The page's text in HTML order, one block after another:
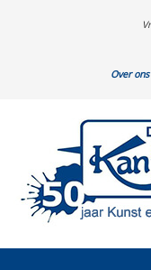
Over ons